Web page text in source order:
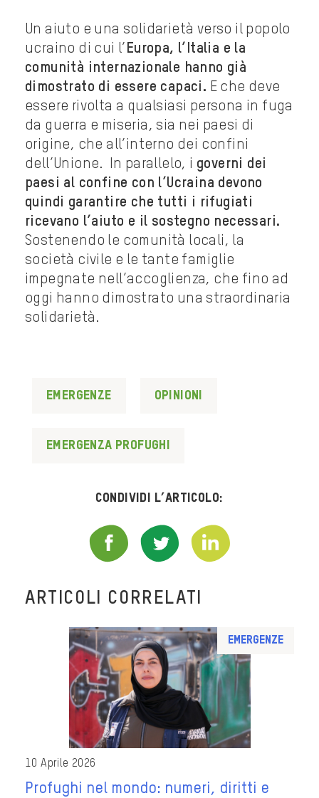
Un aiuto e una solidarietà verso il popolo
ucraino di cui l’ Europa, l’Italia e la
comunità internazionale hanno già
dimostrato di essere capaci. E che deve
essere rivolta a qualsiasi persona in fuga
da guerra e miseria, sia nei paesi di
origine, che all’interno dei confini
dell’Unione. In parallelo, i governi dei
paesi al confine con l’Ucraina devono
quindi garantire che tutti i rifugiati
ricevano l’aiuto e il sostegno necessari.
Sostenendo le comunità locali, la
società civile e le tante famiglie
impegnate nell’accoglienza, che fino ad
oggi hanno dimostrato una straordinaria
solidarietà.
Emergenze Opinioni
emergenza profughi
Condividi l’articolo:
ARTICOLI CORRELATI
Emergenze
10 Aprile 2026
Profughi nel mondo: numeri, diritti e